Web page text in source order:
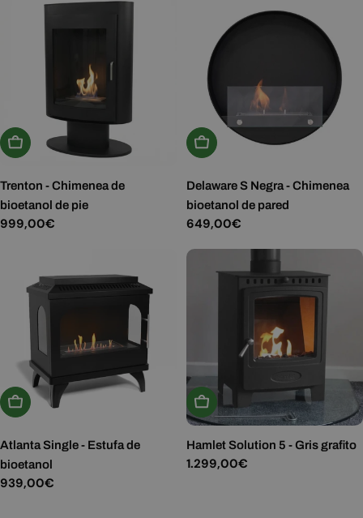
Añadir A La Cesta
Trenton - Chimenea de
bioetanol de pie
Precio
999,00€
Añadir A La Cesta
Delaware S Negra - Chimenea
bioetanol de pared
Precio
649,00€
Añadir A La Cesta
Atlanta Single - Estufa de
bioetanol
Precio
939,00€
Añadir A La Cesta
Hamlet Solution 5 - Gris grafito
Precio
1.299,00€